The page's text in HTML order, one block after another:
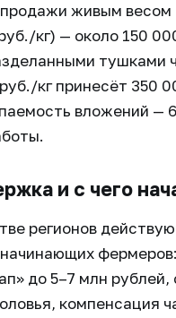
живым весом
кг) — около 150
тушками
кг принесёт 350
вложений —
и с чего
регионов
до 5–7 млн рублей,
компенсация